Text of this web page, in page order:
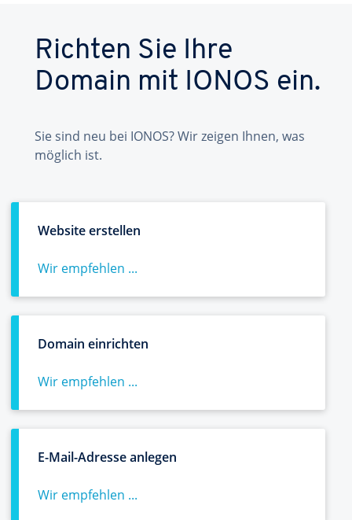
Richten Sie Ihre
Domain mit IONOS ein.
Sie sind neu bei IONOS? Wir zeigen Ihnen, was
möglich ist.
Website erstellen
Wir empfehlen ...
Domain einrichten
Wir empfehlen ...
E-Mail-Adresse anlegen
Wir empfehlen ...